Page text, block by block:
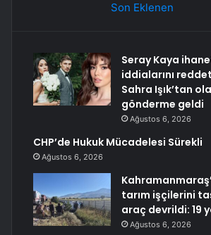
Son Eklenen
Seray Kaya
iddialarını
Sahra Işık’tan
gönderme geldi
Ağustos 6, 2026
CHP’de Hukuk Mücadelesi Sürekli
Ağustos 6, 2026
tarım işçilerini
araç devrildi: 19
Ağustos 6, 2026